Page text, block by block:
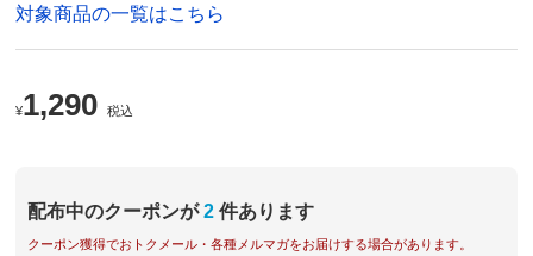
対象商品の一覧はこちら
¥1,290 税込
配布中のクーポンが 2 件あります
クーポン獲得でおトクメール・各種メルマガをお届けする場合があります。